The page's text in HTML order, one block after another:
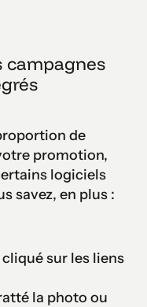
campagnes
de
promotion,
logiciels
savez, en plus :
sur les liens
la photo ou